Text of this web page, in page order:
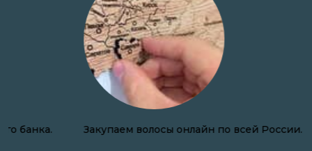
Закупаем волосы онлайн по всей России.